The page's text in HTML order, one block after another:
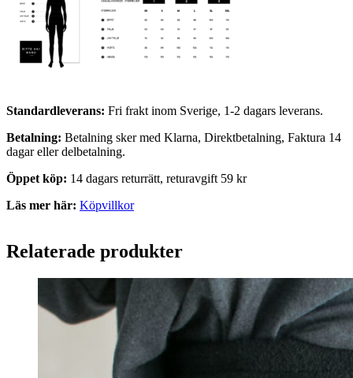
Standardleverans: Fri frakt inom Sverige, 1-2 dagars leverans.
Betalning: Betalning sker med Klarna, Direktbetalning, Faktura 14
dagar eller delbetalning.
Öppet köp: 14 dagars returrätt, returavgift 59 kr
Läs mer här: Köpvillkor
Relaterade produkter